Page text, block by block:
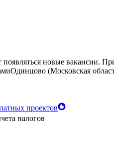
новые вакансии.
Одинцово (Московская
проектов
налогов